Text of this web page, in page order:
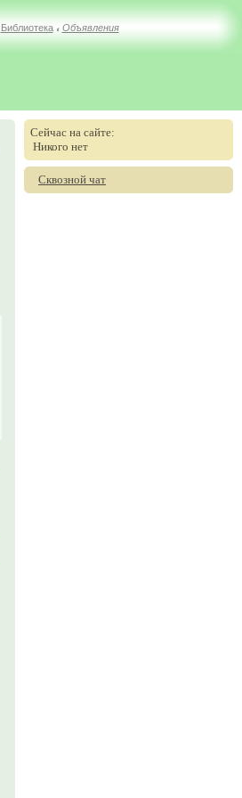
Библиотека // Объявления
Сейчас на сайте:
Никого нет
Сквозной чат